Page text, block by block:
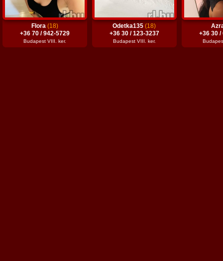
Flora (18)
+36 70 / 942-5729
Budapest VIII. ker.
Odetka135(18)
+36 30 / 123-3237
Budapest VIII. ker.
+36 30 /